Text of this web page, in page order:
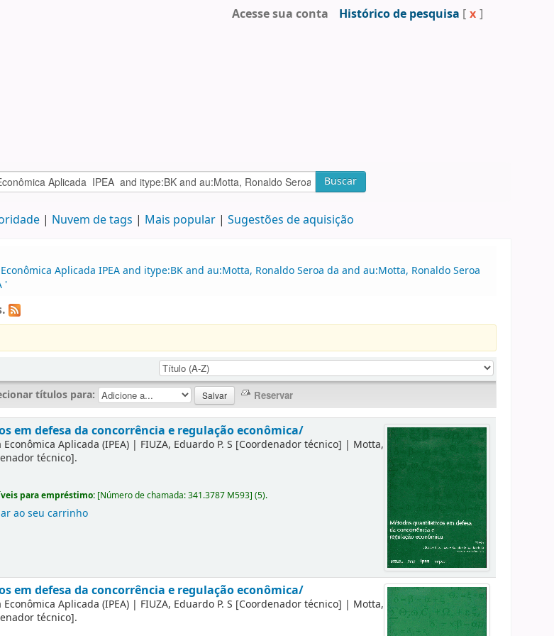
Acesse sua conta Histórico de pesquisa [ x ]
Buscar
Nuvem de tags Mais popular Sugestões de aquisição
Aplicada IPEA and itype:BK and au:Motta, Ronaldo Seroa da and au:Motta, Ronaldo Seroa
'
títulos para:
em defesa da concorrência e regulação econômica/
Aplicada (IPEA) | FIUZA, Eduardo P. S [Coordenador técnico] | Motta,
técnico].
para empréstimo: [Número de chamada:341.3787 M593](5).
ao seu carrinho
em defesa da concorrência e regulação econômica/
Aplicada (IPEA) | FIUZA, Eduardo P. S [Coordenador técnico] | Motta,
técnico].